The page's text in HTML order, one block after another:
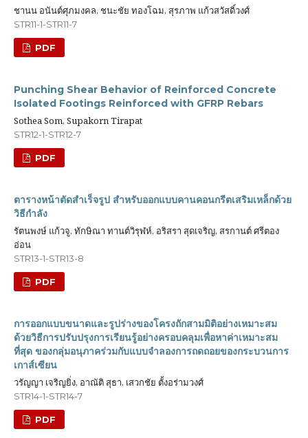
ชานน อนันต์ศุภมงคล, ชนะชัย ทองโฉม, สุรภาพ แก้วสวัสดิ์วงศ์
STR11-1-STR11-7
PDF
Punching Shear Behavior of Reinforced Concrete
Isolated Footings Reinforced with GFRP Rebars
Sothea Som, Supakorn Tirapat
STR12-1-STR12-7
PDF
ตารางหน้าตัดสำเร็จรูป สำหรับออกแบบคานคอนกรีตเสริมเหล็กด้วย
วิธีกำลัง
รัตนพงษ์ แก้วจู, ทักษิณา ทานต์วิรุฬห์, อริสรา สุดเจริญ, สรกานต์ ศรีตอง
อ่อน
STR13-1-STR13-8
PDF
การออกแบบขนาดและรูปร่างของโครงถักสามมิติอย่างเหมาะสม
ด้วยวิธีการปรับปรุงการเรียนรู้อย่างครอบคลุมเพื่อหาค่าเหมาะสม
ที่สุด ของกลุ่มอนุภาคร่วมกับแบบจำลองการถดถอยของกระบวนการ
เกาส์เซียน
วรัญญา เจริญยิ่ง, อาณัติ สุธา, เสวกชัย ตั้งอร่ามวงศ์
STR14-1-STR14-7
PDF